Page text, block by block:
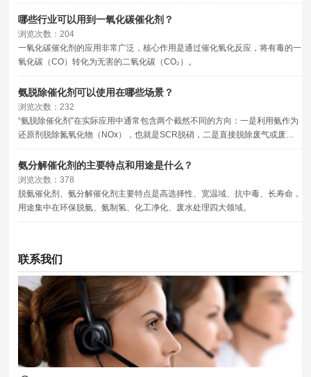
哪些行业可以用到一氧化碳催化剂？
浏览次数：204
一氧化碳催化剂的应用非常广泛，核心作用是通过催化氧化反应，将有毒的一
氧化碳（CO）转化为无害的二氧化碳（CO₂）。
氨脱除催化剂可以使用在哪些场景？
浏览次数：232
“氨脱除催化剂”在实际应用中通常包含两个截然不同的方向：一是利用氨作为
还原剂脱除氮氧化物（NOx），也就是SCR脱硝，二是直接脱除废气或废水
中的氨（NH₃）本身。
氨分解催化剂的主要特点和用途是什么？
浏览次数：378
脱氨催化剂、氨分解催化剂主要特点是高选择性、宽温域、抗中毒、长寿命，
用途集中在环保脱氨、氨制氢、化工净化、废水处理四大领域。
联系我们